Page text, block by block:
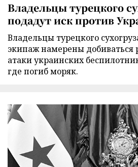
Владельцы турецкого
подадут иск против
Владельцы турецкого
экипаж намерены добиваться
атаки украинских
где погиб моряк.